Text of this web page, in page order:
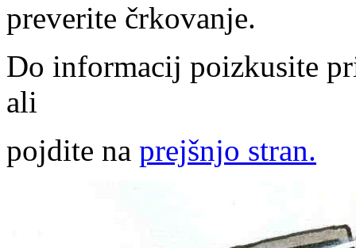
preverite črkovanje.
Do informacij poizkusite
ali
pojdite na prejšnjo stran.